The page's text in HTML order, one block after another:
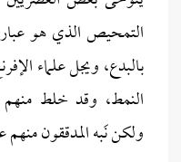
التمحيص الذي هو
بالبدع، ويجل علماء
النمط، وقد خلط
ولكن نَبه المدققون